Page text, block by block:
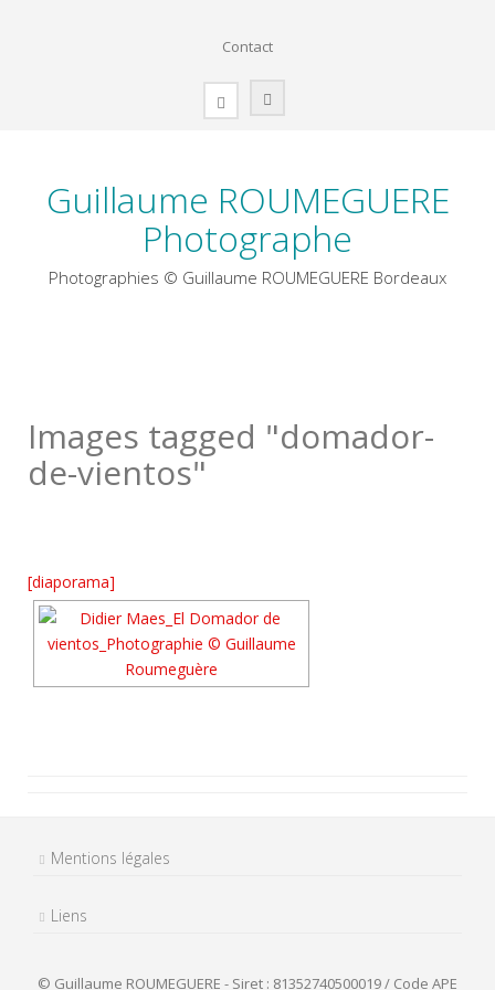
Contact
Guillaume ROUMEGUERE
Photographe
Photographies © Guillaume ROUMEGUERE Bordeaux
Images tagged "domador-
de-vientos"
[diaporama]
Mentions légales
Liens
© Guillaume ROUMEGUERE - Siret : 81352740500019 / Code APE